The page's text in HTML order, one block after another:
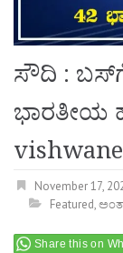
ಸೌದಿ : ಬಸ್‌ಗೆ
ಭಾರತೀಯ
November 17,
Featured,
Share this on